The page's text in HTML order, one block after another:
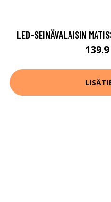
LED-SEINÄVALAISIN